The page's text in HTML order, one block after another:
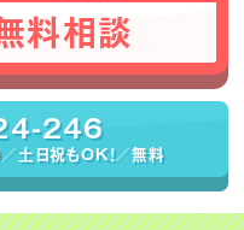
料相談
246
土日祝もOK！／無料